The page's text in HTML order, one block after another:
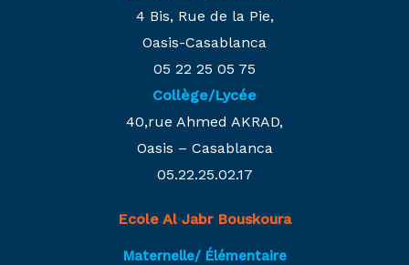
4 Bis, Rue de la Pie,
Oasis-Casablanca
05 22 25 05 75
Collège/Lycée
40,rue Ahmed AKRAD,
Oasis – Casablanca
05.22.25.02.17
Ecole Al Jabr Bouskoura
Maternelle/ Élémentaire